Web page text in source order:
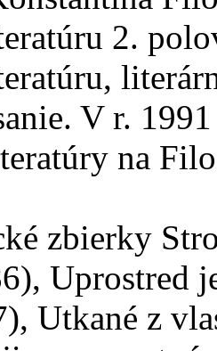
2.
V r.
na
zbierky
Uprostred
Utkané z